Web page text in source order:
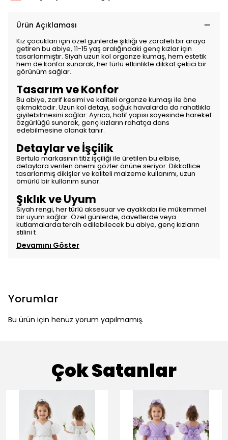
Ürün Açıklaması
Kız çocukları için özel günlerde şıklığı ve zarafeti bir araya
getiren bu abiye, 11-15 yaş aralığındaki genç kızlar için
tasarlanmıştır. Siyah uzun kol organze kumaş, hem estetik
hem de konfor sunarak, her türlü etkinlikte dikkat çekici bir
görünüm sağlar.
Tasarım ve Konfor
Bu abiye, zarif kesimi ve kaliteli organze kumaşı ile öne
çıkmaktadır. Uzun kol detayı, soğuk havalarda da rahatlıkla
giyilebilmesini sağlar. Ayrıca, hafif yapısı sayesinde hareket
özgürlüğü sunarak, genç kızların rahatça dans
edebilmesine olanak tanır.
Detaylar ve İşçilik
Bertula markasının titiz işçiliği ile üretilen bu elbise,
detaylara verilen önemi gözler önüne seriyor. Dikkatlice
tasarlanmış dikişler ve kaliteli malzeme kullanımı, uzun
ömürlü bir kullanım sunar.
Şıklık ve Uyum
Siyah rengi, her türlü aksesuar ve ayakkabı ile mükemmel
bir uyum sağlar. Özel günlerde, davetlerde veya
kutlamalarda tercih edilebilecek bu abiye, genç kızların
stilini t
Devamını Göster
Yorumlar
Bu ürün için henüz yorum yapılmamış.
Çok Satanlar